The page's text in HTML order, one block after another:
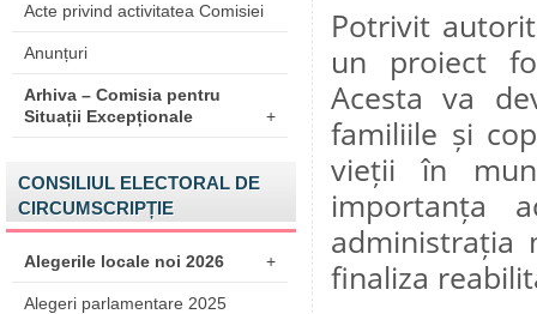
Acte privind activitatea Comisiei
Anunțuri
Arhiva – Comisia pentru
Situații Excepționale
+
CONSILIUL ELECTORAL DE
CIRCUMSCRIPȚIE
Alegerile locale noi 2026 +
Alegeri parlamentare 2025
Potrivit
un proiect
Acesta va
familiile și
vieții în
importanța
administrația
finaliza